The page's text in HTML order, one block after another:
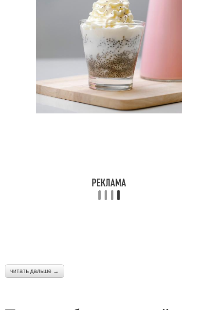
читать дальше →